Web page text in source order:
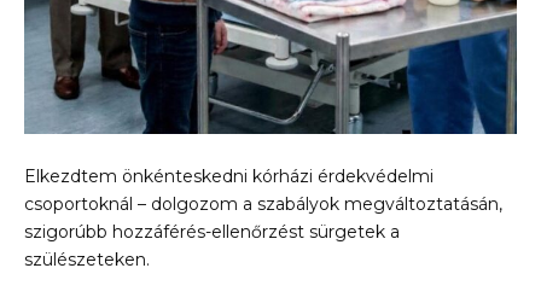
Elkezdtem önkénteskedni kórházi érdekvédelmi
csoportoknál – dolgozom a szabályok megváltoztatásán,
szigorúbb hozzáférés-ellenőrzést sürgetek a
szülészeteken.